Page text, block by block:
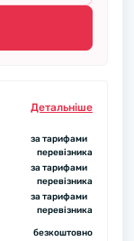
Детальнiше
за тарифами
перевізника
за тарифами
перевізника
за тарифами
перевізника
безкоштовно